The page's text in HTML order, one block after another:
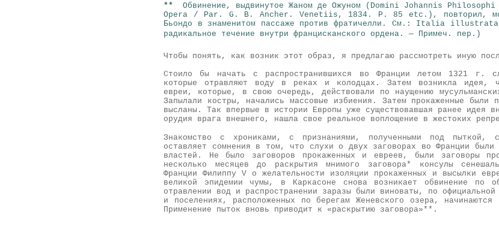
**
Обвинение, выдвинутое Жаном де Ожуном (Domini Johannis
Opera / Par. G. B. Ancher. Venetiis, 1834. P. 85 etc.), повторил,
Бьондо в знаменитом пассаже против фратичелли. См.: Italia
радикальное течение внутри францисканского ордена. — Примеч. пер.)
Чтобы понять, как возник этот образ, я предлагаю рассмотреть иную
Стоило бы начать с распространившихся во Франции летом 1321 г.
которые отравляют воду в реках и колодцах. Затем возникла идея,
евреи, которые, в свою очередь, действовали по наущению
Запылали костры, начались массовые избиения. Затем прокаженные были
высланы. Так впервые в истории Европы уже существовавшая ранее идея
орудия врага внешнего, нашла свое реальное воплощение в жестоких
Знакомство с хрониками, с признаниями, полученными под пыткой,
оставляет сомнения в том, что слухи о двух заговорах во Франции были
властей. Не было заговоров прокаженных и евреев, были заговоры
несколько месяцев до раскрытия мнимого заговора*
консулы
Франции Филиппу V о желательности изоляции прокаженных и высылки
великой эпидемии чумы, в Каркасоне снова возникает обвинение
отравлении вод и распространении заразы были виноваты, по
и поселениях, расположенных по берегам Женевского озера, начинаются
Применение пыток вновь приводит к «раскрытию заговора»**.